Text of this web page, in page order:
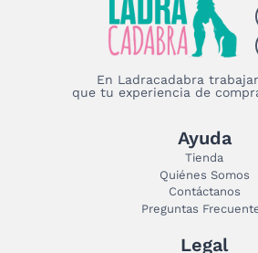
En Ladracadabra
que tu experiencia de
Ayuda
Tienda
Quiénes Somos
Contáctanos
Preguntas
Legal